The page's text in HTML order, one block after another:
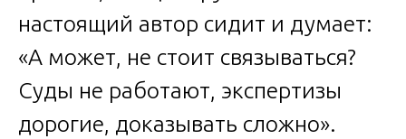
настоящий автор сидит и думает:
«А может, не стоит связываться?
Суды не работают, экспертизы
дорогие, доказывать сложно».